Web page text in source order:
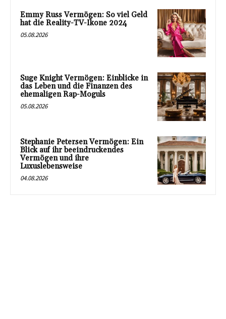
Emmy Russ Vermögen: So viel Geld
hat die Reality-TV-Ikone 2024
05.08.2026
Suge Knight Vermögen: Einblicke in
das Leben und die Finanzen des
ehemaligen Rap-Moguls
05.08.2026
Stephanie Petersen Vermögen: Ein
Blick auf ihr beeindruckendes
Vermögen und ihre
Luxuslebensweise
04.08.2026